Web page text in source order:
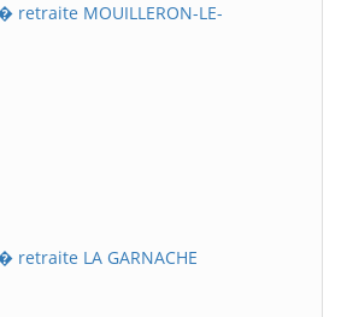
retraite MOUILLERON-LE-
retraite LA GARNACHE